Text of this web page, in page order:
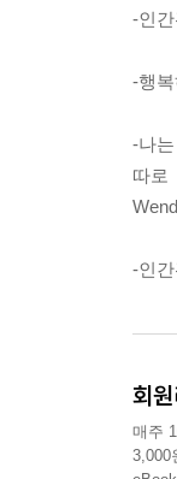
쁨
상
하
면,
--- 본
분
불
사람
저자
개
심리
관계
매
-인
-행
-나
따
-인
회
매주
3,000